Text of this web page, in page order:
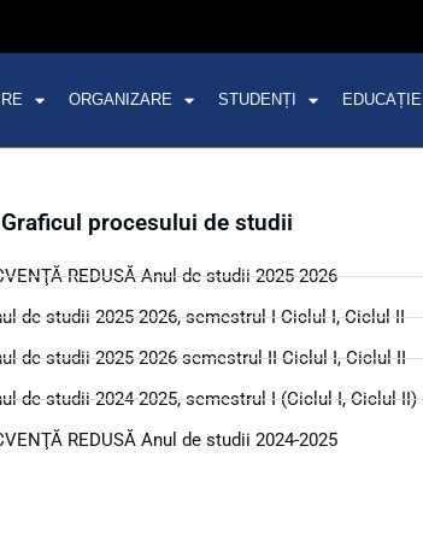
ORGANIZARE STUDENȚI EDUCAȚIE
Graficul procesului de studii
REDUSĂ Anul de studii 2025-2026
de studii 2025-2026, semestrul I Ciclul I, Ciclul II
de studii 2025-2026 semestrul II Ciclul I, Ciclul II
de studii 2024-2025, semestrul I (Ciclul I, Ciclul II)
REDUSĂ Anul de studii 2024-2025